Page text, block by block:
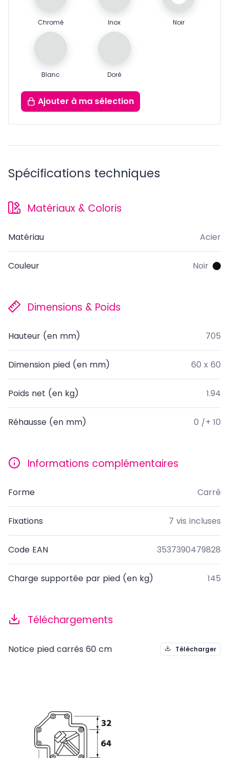
Chromé Inox Noir
Blanc Doré
Ajouter à ma sélection
Spécifications techniques
Matériaux & Coloris
Matériau Acier
Couleur Noir
Dimensions & Poids
Hauteur (en mm) 705
Dimension pied (en mm) 60 x 60
Poids net (en kg) 1.94
Réhausse (en mm) 0 /+ 10
Informations complémentaires
Forme Carré
Fixations 7 vis incluses
Code EAN 3537390479828
Charge supportée par pied (en kg) 145
Téléchargements
Notice pied carrés 60 cm Télécharger